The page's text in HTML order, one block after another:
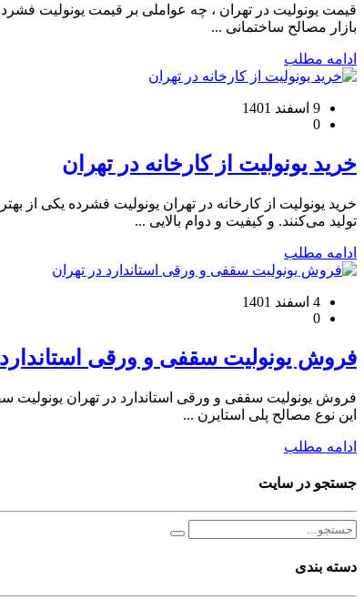
قیمت یونولیت در تهران ، چه عواملی بر قیمت یونولیت
بازار مصالح ساختمانی ...
ادامه مطلب
9 اسفند 1401
0
خرید یونولیت از کارخانه در تهران
خرید یونولیت از کارخانه در تهران یونولیت فشرده یکی از
تولید می‌کنند. و کیفیت و دوام بالایی ...
ادامه مطلب
4 اسفند 1401
0
فروش یونولیت سقفی و ورقی استاندارد
فروش یونولیت سقفی و ورقی استاندارد در تهران یونولیت
این نوع مصالح پلی استایرن ...
ادامه مطلب
جستجو در سایت
دسته بندی